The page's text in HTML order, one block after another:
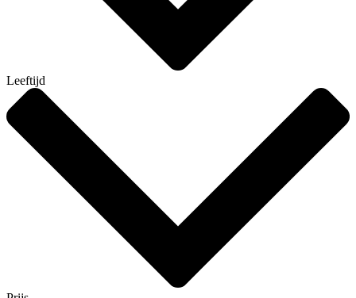
Leeftijd